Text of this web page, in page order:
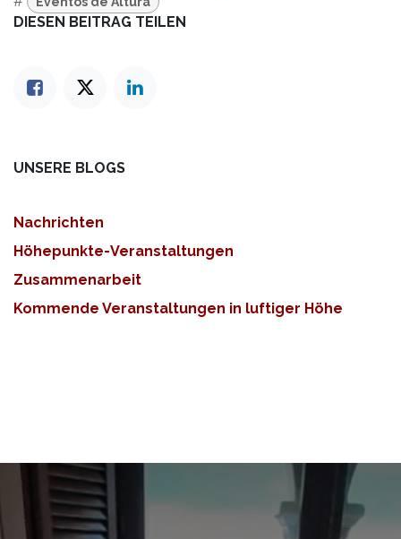
DIESEN BEITRAG TEILEN
UNSERE BLOGS
Nachrichten
Höhepunkte-Veranstaltungen
Zusammenarbeit
Kommende Veranstaltungen in luftiger Höhe